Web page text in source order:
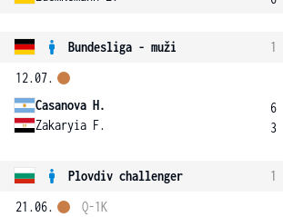
Bundesliga - muži 1
12.07.
Casanova H.
Zakaryia F.
6
3
Plovdiv challenger 1
21.06.
Q-1K